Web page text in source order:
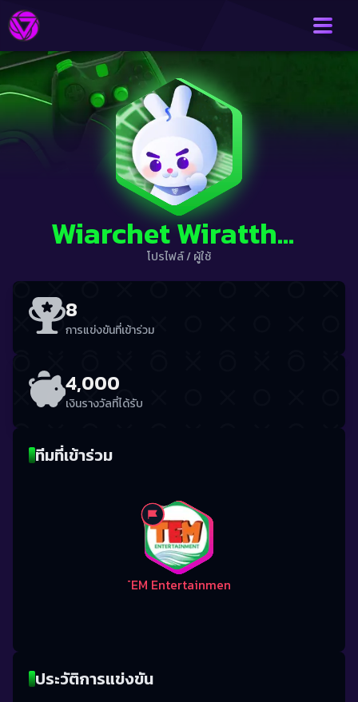
Wiarchet
โปรไฟล์/ผู้ใช้
8
การแข่งขันที่เข้าร่วม
4,000
เงินรางวัลที่ได้รับ
ทีมที่เข้าร่วม
TEM Entertainment
ประวัติการแข่งขัน